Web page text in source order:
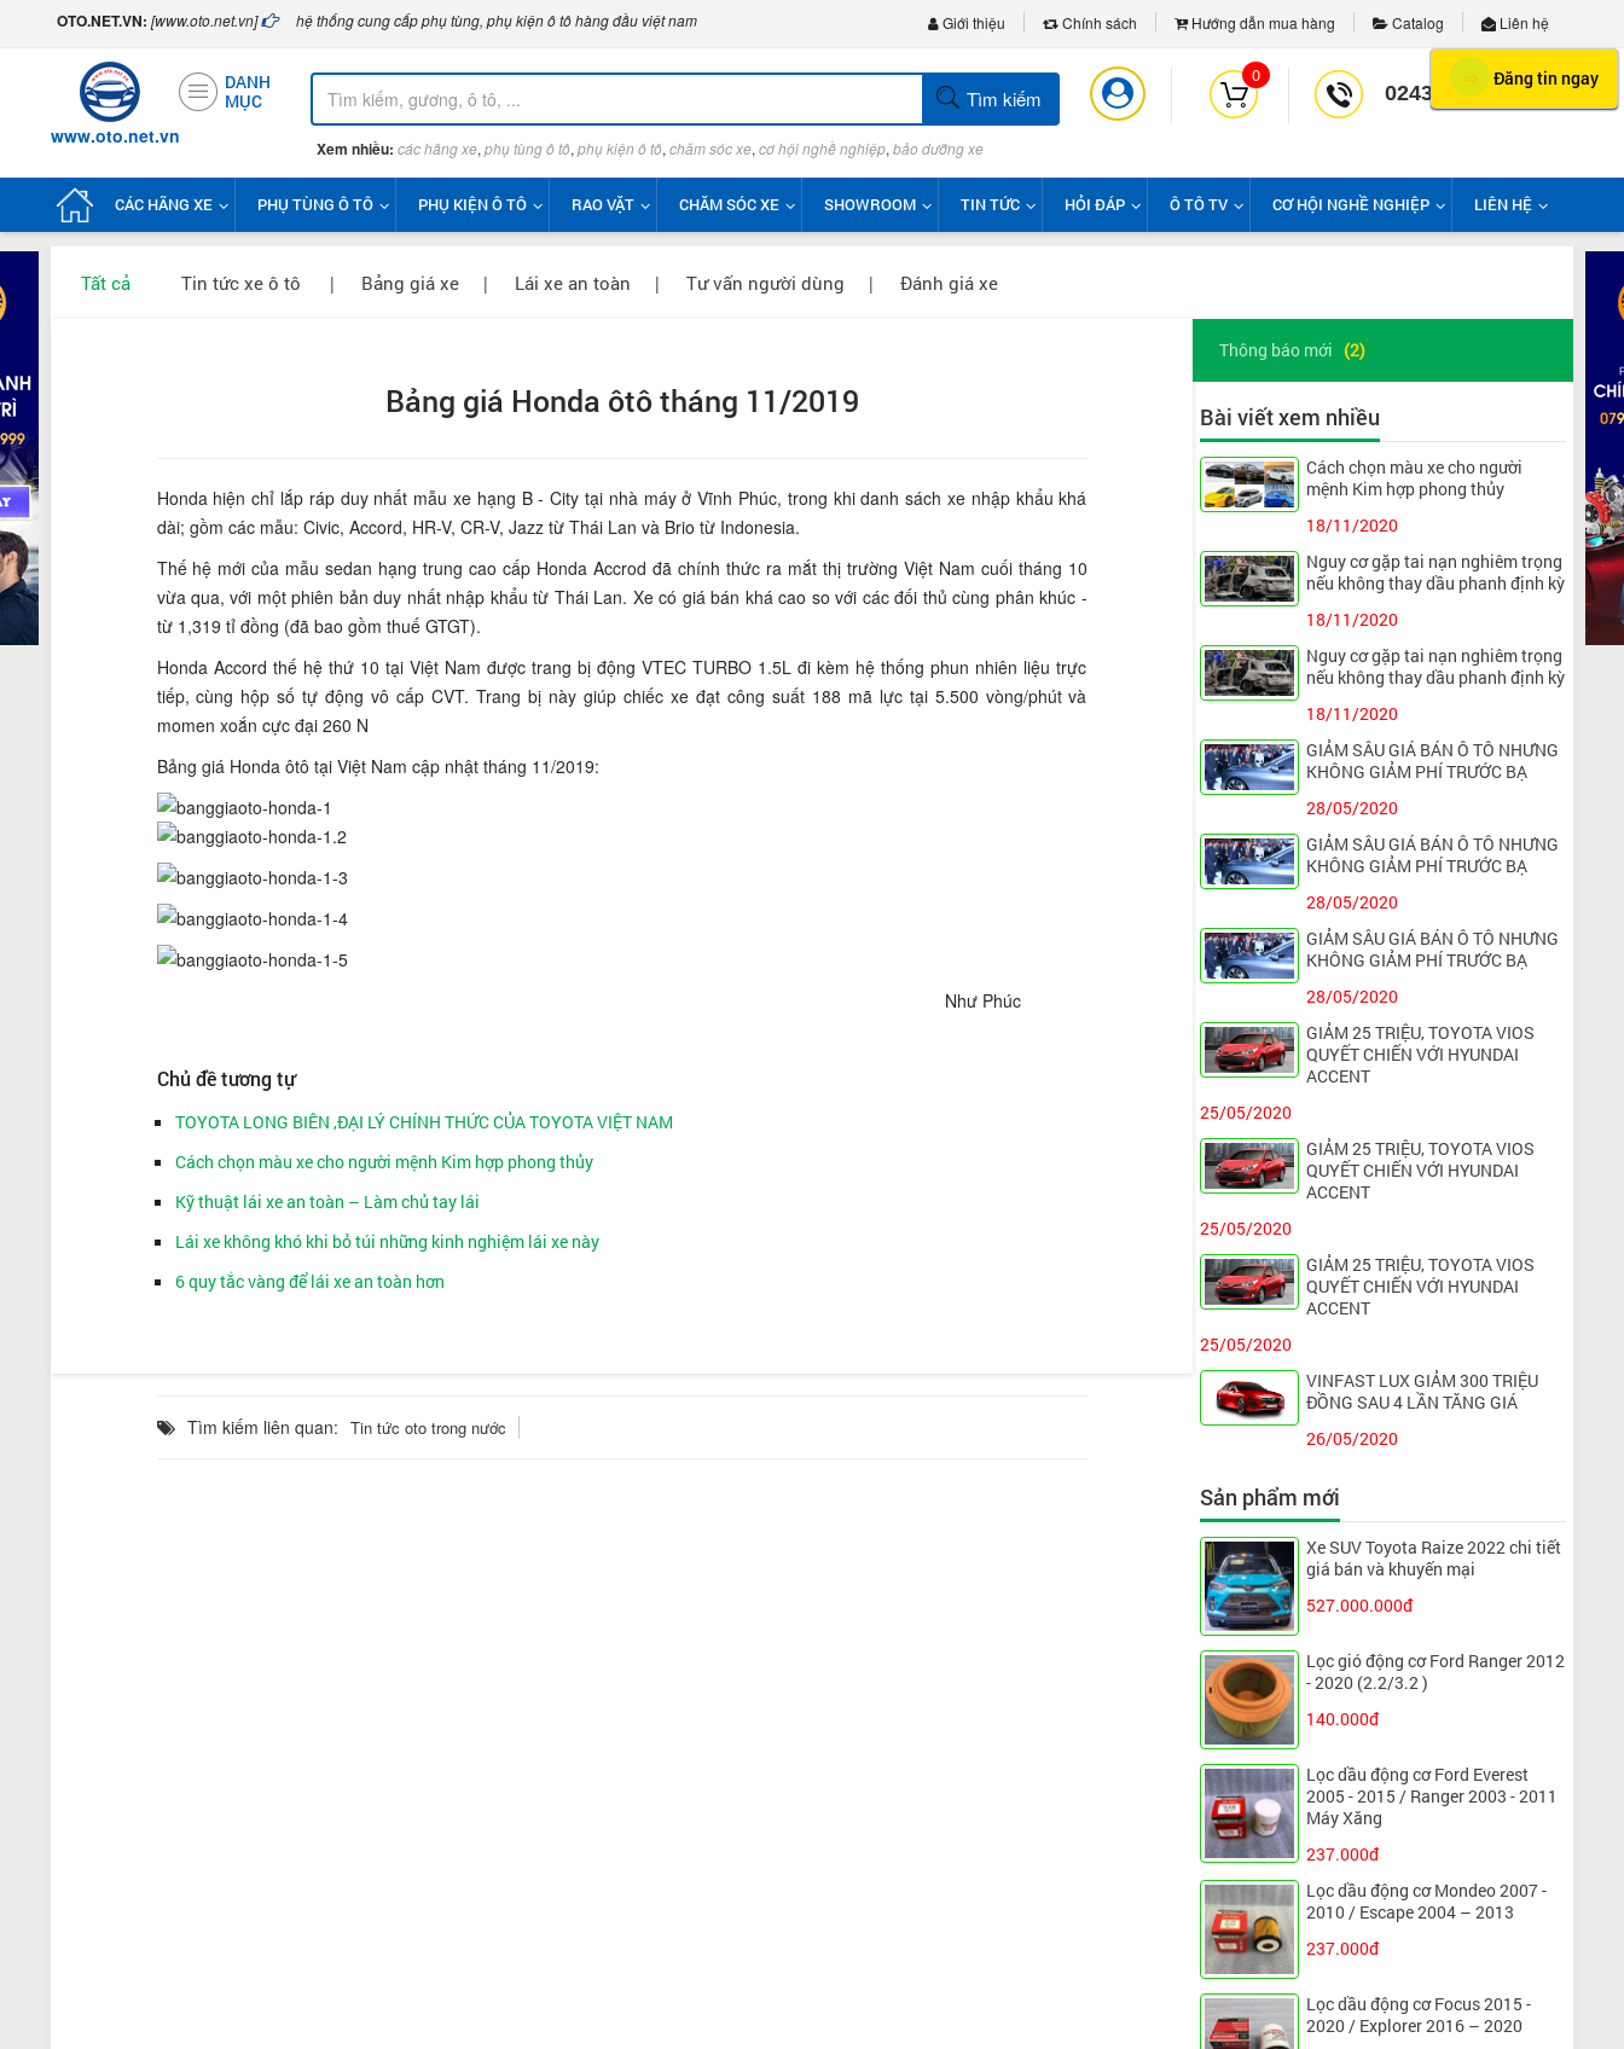
OTO.NET.VN: [www.oto.net.vn] hệ thống cung cấp phụ tùng, phụ kiện ô tô hàng đầu việt nam Giới thiệu Chính sách Hướng dẫn mua hàng Catalog Liên hệ
www.oto.net.vn
DANH
MỤC
Tìm kiếm
Xem nhiều: các hãng xe, phụ tùng ô tô, phụ kiện ô tô, chăm sóc xe, cơ hội nghề nghiệp, bảo dưỡng xe
0
02439958139
⇒ Đăng tin ngay
CÁC HÃNG XE PHỤ TÙNG Ô TÔ PHỤ KIỆN Ô TÔ RAO VẶT CHĂM SÓC XE SHOWROOM TIN TỨC HỎI ĐÁP Ô TÔ TV CƠ HỘI NGHỀ NGHIỆP LIÊN HỆ
Tất cả Tin tức xe ô tô | Bảng giá xe | Lái xe an toàn | Tư vấn người dùng | Đánh giá xe
Bảng giá Honda ôtô tháng 11/2019
Honda hiện chỉ lắp ráp duy nhất mẫu xe hạng B - City tại nhà máy ở Vĩnh Phúc, trong khi danh sách xe nhập khẩu khá
dài; gồm các mẫu: Civic, Accord, HR-V, CR-V, Jazz từ Thái Lan và Brio từ Indonesia.
Thế hệ mới của mẫu sedan hạng trung cao cấp Honda Accrod đã chính thức ra mắt thị trường Việt Nam cuối tháng 10
vừa qua, với một phiên bản duy nhất nhập khẩu từ Thái Lan. Xe có giá bán khá cao so với các đối thủ cùng phân khúc -
từ 1,319 tỉ đồng (đã bao gồm thuế GTGT).
Honda Accord thế hệ thứ 10 tại Việt Nam được trang bị động VTEC TURBO 1.5L đi kèm hệ thống phun nhiên liệu trực
tiếp, cùng hộp số tự động vô cấp CVT. Trang bị này giúp chiếc xe đạt công suất 188 mã lực tại 5.500 vòng/phút và
momen xoắn cực đại 260 N
Bảng giá Honda ôtô tại Việt Nam cập nhật tháng 11/2019:
Như Phúc
Chủ đề tương tự
TOYOTA LONG BIÊN ,ĐẠI LÝ CHÍNH THỨC CỦA TOYOTA VIỆT NAM
Cách chọn màu xe cho người mệnh Kim hợp phong thủy
Kỹ thuật lái xe an toàn – Làm chủ tay lái
Lái xe không khó khi bỏ túi những kinh nghiệm lái xe này
6 quy tắc vàng để lái xe an toàn hơn
Tìm kiếm liên quan: Tin tức oto trong nước
Thông báo mới (2)
Bài viết xem nhiều
Cách chọn màu xe cho người
mệnh Kim hợp phong thủy
18/11/2020
Nguy cơ gặp tai nạn nghiêm trọng
nếu không thay dầu phanh định kỳ
18/11/2020
Nguy cơ gặp tai nạn nghiêm trọng
nếu không thay dầu phanh định kỳ
18/11/2020
GIẢM SÂU GIÁ BÁN Ô TÔ NHƯNG
KHÔNG GIẢM PHÍ TRƯỚC BẠ
28/05/2020
GIẢM SÂU GIÁ BÁN Ô TÔ NHƯNG
KHÔNG GIẢM PHÍ TRƯỚC BẠ
28/05/2020
GIẢM SÂU GIÁ BÁN Ô TÔ NHƯNG
KHÔNG GIẢM PHÍ TRƯỚC BẠ
28/05/2020
GIẢM 25 TRIỆU, TOYOTA VIOS
QUYẾT CHIẾN VỚI HYUNDAI
ACCENT
25/05/2020
GIẢM 25 TRIỆU, TOYOTA VIOS
QUYẾT CHIẾN VỚI HYUNDAI
ACCENT
25/05/2020
GIẢM 25 TRIỆU, TOYOTA VIOS
QUYẾT CHIẾN VỚI HYUNDAI
ACCENT
25/05/2020
VINFAST LUX GIẢM 300 TRIỆU
ĐỒNG SAU 4 LẦN TĂNG GIÁ
26/05/2020
Sản phẩm mới
Xe SUV Toyota Raize 2022 chi tiết
giá bán và khuyến mại
527.000.000đ
Lọc gió động cơ Ford Ranger 2012
- 2020 (2.2/3.2 )
140.000đ
Lọc dầu động cơ Ford Everest
2005 - 2015 / Ranger 2003 - 2011
Máy Xăng
237.000đ
Lọc dầu động cơ Mondeo 2007 -
2010 / Escape 2004 – 2013
237.000đ
Lọc dầu động cơ Focus 2015 -
2020 / Explorer 2016 – 2020